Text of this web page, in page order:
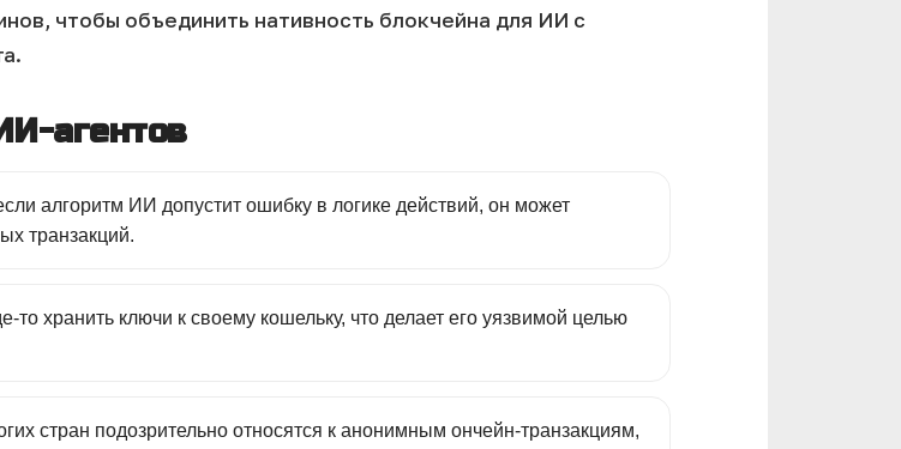
чтобы объединить нативность блокчейна для ИИ с
агентов
алгоритм ИИ допустит ошибку в логике действий, он может
транзакций.
хранить ключи к своему кошельку, что делает его уязвимой целью
стран подозрительно относятся к анонимным ончейн-транзакциям,